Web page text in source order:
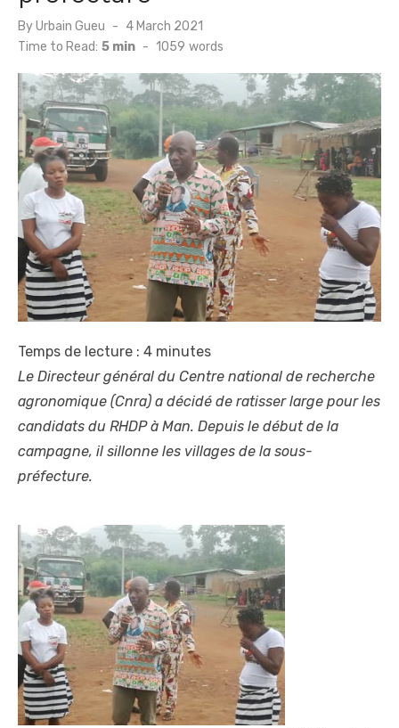
ByUrbain Gueu
Posted
on
4 March 2021
Time to Read: 5 min - 1059 words
Temps de lecture : 4 minutes
Le Directeur général du Centre national de recherche
agronomique (Cnra) a décidé de ratisser large pour les
candidats du RHDP à Man. Depuis le début de la
campagne, il sillonne les villages de la sous-
préfecture.